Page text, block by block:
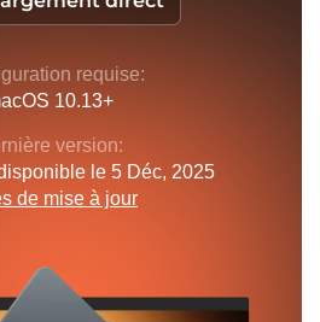
requise:
10.13+
version:
le 5 Déc, 2025
de mise à jour